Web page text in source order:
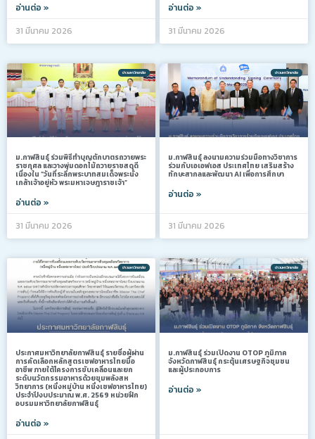
อ่านต่อ »
31 มีนาคม 2026
อ่านต่อ »
31 มีนาคม 2026
ข่าวมหาวิทยาลัย
ม.กาฬสินธุ์ ร่วมพิธีทำบุญตักบาตรถวายพระ
ราชกุศล และวางพุ่มดอกไม้ถวายราชสดุดี
เนื่องใน “วันที่ระลึกพระบาทสมเด็จพระนั่ง
เกล้าเจ้าอยู่หัว พระมหาเจษฎาราชเจ้า”
อ่านต่อ »
31 มีนาคม 2026
ข่าวมหาวิทยาลัย
ม.กาฬสินธุ์ ลงนามความร่วมมือทางวิชาการ
ร่วมกับเอเอฟเอส ประเทศไทย เสริมสร้าง
ทักษะสากลและพัฒนา AI เพื่อการศึกษา
อ่านต่อ »
31 มีนาคม 2026
ข่าวมหาวิทยาลัย
ประกาศมหาวิทยาลัยกาฬสินธุ์ รายชื่อผู้ผ่าน
การคัดเลือกหลักสูตรเชฟอาหารไทยมือ
อาชีพ ภายใต้โครงการขับเคลื่อนและยก
ระดับนวัตกรรมอาหารด้วยขุมพลังสห
วิทยาการ (หนึ่งหมู่บ้าน หนึ่งเชฟอาหารไทย)
ประจำปีงบประมาณ พ.ศ. 2569 หน่วยฝึก
อบรมมหาวิทยาลัยกาฬสินธุ์
อ่านต่อ »
ข่าวมหาวิทยาลัย
ม.กาฬสินธุ์ ร่วมเปิดงาน OTOP ภูมิภาค
จังหวัดกาฬสินธุ์ กระตุ้นเศรษฐกิจชุมชน
และผู้ประกอบการ
อ่านต่อ »